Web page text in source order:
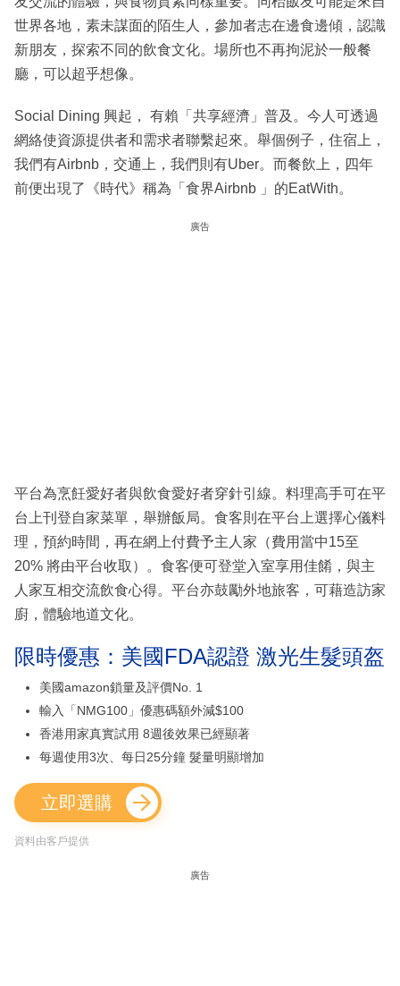
世界各地，素未謀面的陌生人，參加者志在邊食邊傾，認識
新朋友，探索不同的飲食文化。場所也不再拘泥於一般餐
廳，可以超乎想像。
Social Dining 興起， 有賴「共享經濟」普及。今人可透過
網絡使資源提供者和需求者聯繫起來。舉個例子，住宿上，
我們有Airbnb，交通上，我們則有Uber。而餐飲上，四年
前便出現了《時代》稱為「食界Airbnb 」的EatWith。
廣告
平台為烹飪愛好者與飲食愛好者穿針引線。料理高手可在平
台上刊登自家菜單，舉辦飯局。食客則在平台上選擇心儀料
理，預約時間，再在網上付費予主人家（費用當中15至
20% 將由平台收取）。食客便可登堂入室享用佳餚，與主
人家互相交流飲食心得。平台亦鼓勵外地旅客，可藉造訪家
廚，體驗地道文化。
限時優惠：美國FDA認證 激光生髮頭盔
美國amazon鎖量及評價No. 1
輸入「NMG100」優惠碼額外減$100
香港用家真實試用 8週後效果已經顯著
每週使用3次、每日25分鐘 髮量明顯增加
立即選購
資料由客戶提供
廣告